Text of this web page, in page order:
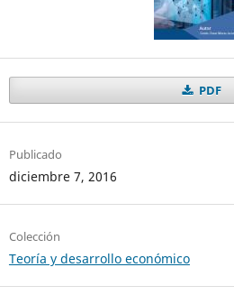
PDF
Publicado
diciembre 7, 2016
Colección
Teoría y desarrollo económico